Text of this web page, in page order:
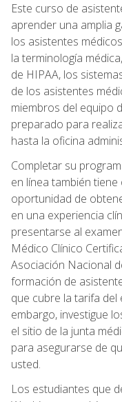
Este curso de
aprender una amplia
los asistentes
la terminología
de HIPAA, los
de los asistentes
miembros del equipo
preparado para
hasta la oficina
Completar su
en línea también
oportunidad de
en una experiencia
presentarse al
Médico Clínico
Asociación Nacional
formación de
que cubre la tarifa del
embargo, investigue
el sitio de la junta
para asegurarse de
usted.
Los estudiantes que